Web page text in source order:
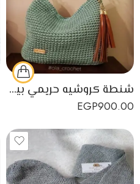
شنطة كروشيه حريمي بيد جلد وخيط تركي
EGP900.00